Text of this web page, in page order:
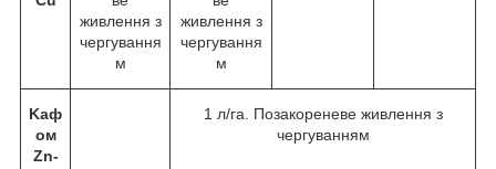
живлення з
чергування
м
живлення з
чергування
м
Kаф
ом
Zn-
1 л/га. Позакореневе живлення з
чергуванням